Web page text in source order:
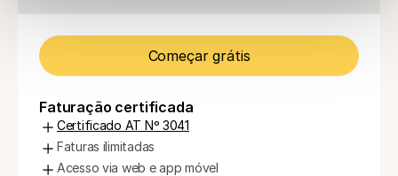
Começar grátis
Faturação certificada
Certificado AT Nº 3041
Faturas ilimitadas
Acesso via web e app móvel